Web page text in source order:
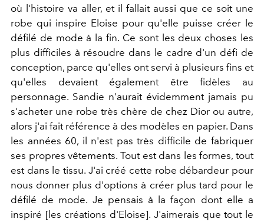
où l'histoire va aller, et il fallait aussi que ce soit une
robe qui inspire Eloise pour qu'elle puisse créer le
défilé de mode à la fin. Ce sont les deux choses les
plus difficiles à résoudre dans le cadre d'un défi de
conception, parce qu'elles ont servi à plusieurs fins et
qu'elles devaient également être fidèles au
personnage. Sandie n'aurait évidemment jamais pu
s'acheter une robe très chère de chez Dior ou autre,
alors j'ai fait référence à des modèles en papier. Dans
les années 60, il n'est pas très difficile de fabriquer
ses propres vêtements. Tout est dans les formes, tout
est dans le tissu. J'ai créé cette robe débardeur pour
nous donner plus d'options à créer plus tard pour le
défilé de mode. Je pensais à la façon dont elle a
inspiré [les créations d'Eloise]. J'aimerais que tout le